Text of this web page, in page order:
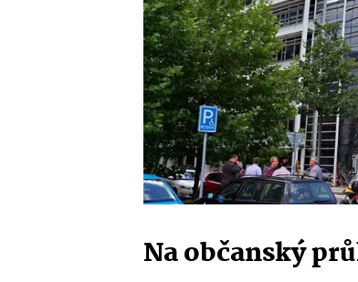
Na občanský